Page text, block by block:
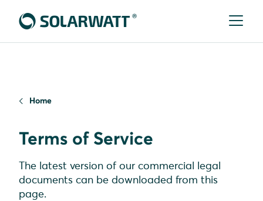
Home
Terms of Service
The latest version of our commercial legal
documents can be downloaded from this
page.